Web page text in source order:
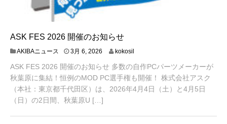
ASK FES 2026 開催のお知らせ
AKIBAニュース 3月 6, 2026
6
,
0
2
kokosil
ASK FES 2026 開催のお知らせ 多数の自作PCパーツメーカーが
秋葉原に集結！恒例のMOD PC選手権も開催！ 株式会社アスク
（本社：東京都千代田区）は、2026年4月4日（土）と4月5日
（日）の2日間、秋葉原U […]